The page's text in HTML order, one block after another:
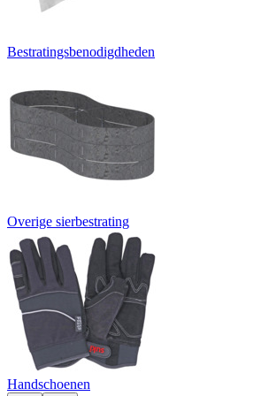
Bestratingsbenodigdheden
Overige sierbestrating
Handschoenen